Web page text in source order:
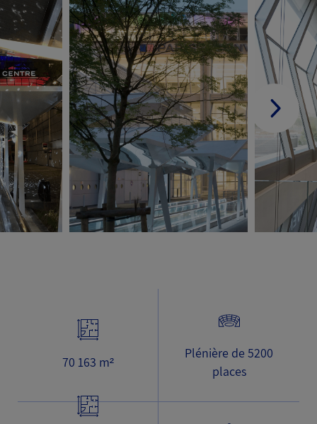
70 163 m²
Plénière de 5200
places